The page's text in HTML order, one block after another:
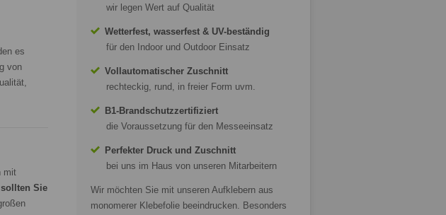
es
von
mit
Sie
wir legen Wert auf Qualität
Wetterfest, wasserfest & UV-beständig
für den Indoor und Outdoor Einsatz
Vollautomatischer Zuschnitt
rechteckig, rund, in freier Form uvm.
B1-Brandschutzzertifiziert
die Voraussetzung für den Messeeinsatz
Perfekter Druck und Zuschnitt
bei uns im Haus von unseren Mitarbeitern
Wir möchten Sie mit unseren Aufklebern aus
monomerer Klebefolie beeindrucken. Besonders